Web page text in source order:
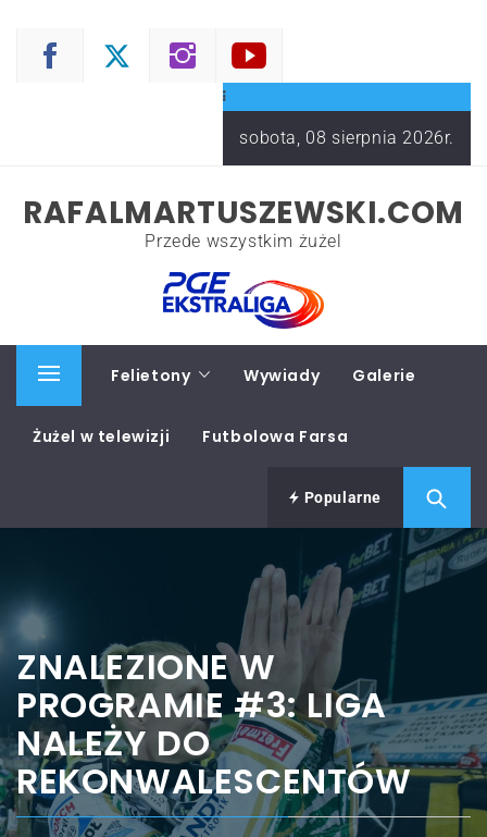
sobota, 08 sierpnia 2026r.
RAFALMARTUSZEWSKI.COM
Przede wszystkim żużel
Primary
Start Felietony Wywiady Galerie
Żużel w telewizji Futbolowa Farsa
Popularne
ZNALEZIONE W
PROGRAMIE #3: LIGA
NALEŻY DO
REKONWALESCENTÓW